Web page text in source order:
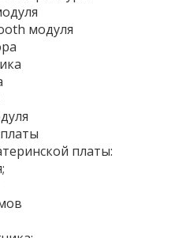
модуля
платы: